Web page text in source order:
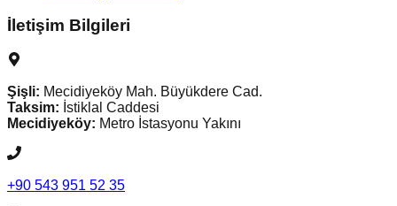
İletişim Bilgileri
Şişli: Mecidiyeköy Mah. Büyükdere Cad.
Taksim: İstiklal Caddesi
Mecidiyeköy: Metro İstasyonu Yakını
+90 543 951 52 35